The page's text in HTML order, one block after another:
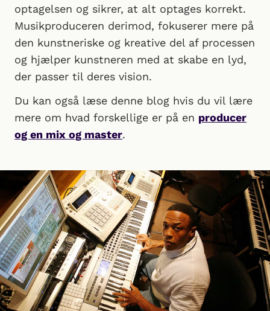
optagelsen og sikrer, at alt optages korrekt.
Musikproduceren derimod, fokuserer mere på
den kunstneriske og kreative del af processen
og hjælper kunstneren med at skabe en lyd,
der passer til deres vision.
Du kan også læse denne blog hvis du vil lære
mere om hvad forskellige er på en producer
og en mix og master.